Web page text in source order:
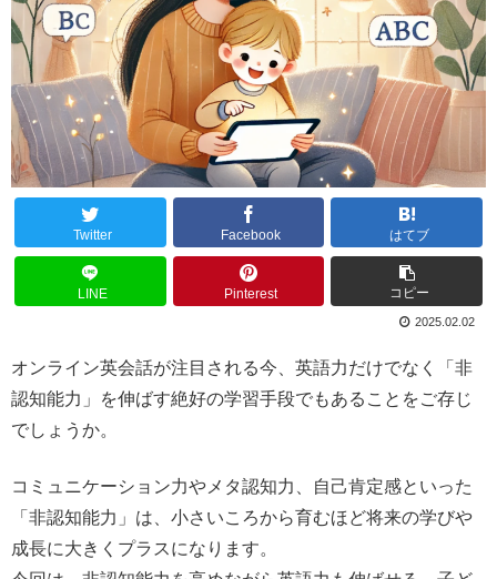
Twitter Facebook はてブ
LINE Pinterest コピー
2025.02.02
オンライン英会話が注目される今、英語力だけでなく「非
認知能力」を伸ばす絶好の学習手段でもあることをご存じ
でしょうか。
コミュニケーション力やメタ認知力、自己肯定感といった
「非認知能力」は、小さいころから育むほど将来の学びや
成長に大きくプラスになります。